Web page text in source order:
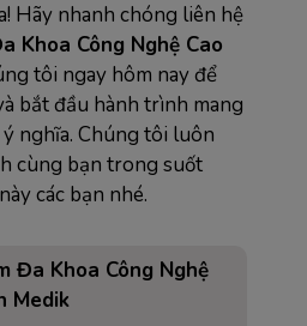
Hãy nhanh chóng liên hệ
Khoa Công Nghệ Cao
tôi ngay hôm nay để
bắt đầu hành trình mang
nghĩa. Chúng tôi luôn
cùng bạn trong suốt
các bạn nhé.
Đa Khoa Công Nghệ
Medik